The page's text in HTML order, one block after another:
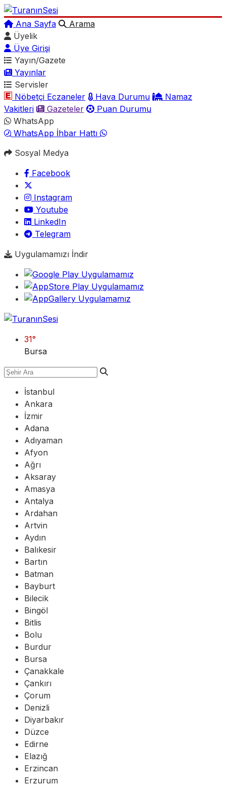
Ana Sayfa
Arama
Üyelik
Üye Girişi
Yayın/Gazete
Yayınlar
Servisler
Nöbetçi Eczaneler
Hava Durumu
Namaz
Vakitleri
Gazeteler
Puan Durumu
WhatsApp
WhatsApp İhbar Hattı
Sosyal Medya
Facebook
Instagram
Youtube
LinkedIn
Telegram
Uygulamamızı İndir
31°
Bursa
İstanbul
Ankara
İzmir
Adana
Adıyaman
Afyon
Ağrı
Aksaray
Amasya
Antalya
Ardahan
Artvin
Aydın
Balıkesir
Bartın
Batman
Bayburt
Bilecik
Bingöl
Bitlis
Bolu
Burdur
Bursa
Çanakkale
Çankırı
Çorum
Denizli
Diyarbakır
Düzce
Edirne
Elazığ
Erzincan
Erzurum